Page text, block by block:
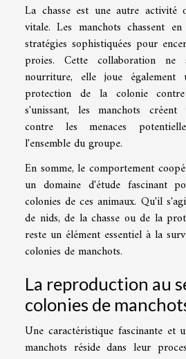
La chasse est une autre activité
vitale. Les manchots chassent
stratégies sophistiquées pour
proies. Cette collaboration
nourriture, elle joue
protection de la colonie
s'unissant, les manchots créent
contre les menaces
l'ensemble du groupe.
En somme, le comportement
un domaine d'étude fascinant
colonies de ces animaux. Qu'il
de nids, de la chasse ou de la
reste un élément essentiel à la
colonies de manchots.
La reproduction au
colonies de
Une caractéristique fascinante et
manchots réside dans leur